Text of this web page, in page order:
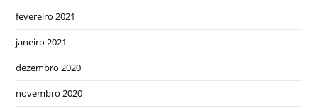
fevereiro 2021
janeiro 2021
dezembro 2020
novembro 2020